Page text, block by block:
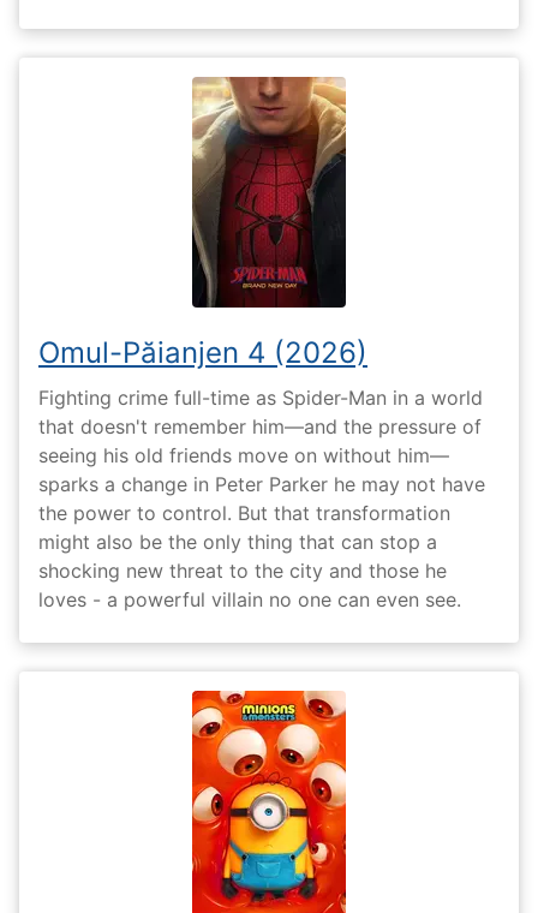
Omul-Păianjen 4 (2026)
Fighting crime full-time as Spider-Man in a world
that doesn't remember him—and the pressure of
seeing his old friends move on without him—
sparks a change in Peter Parker he may not have
the power to control. But that transformation
might also be the only thing that can stop a
shocking new threat to the city and those he
loves - a powerful villain no one can even see.